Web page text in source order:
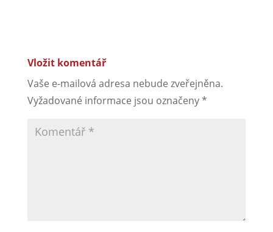
Vložit komentář
Vaše e-mailová adresa nebude zveřejněna.
Vyžadované informace jsou označeny*